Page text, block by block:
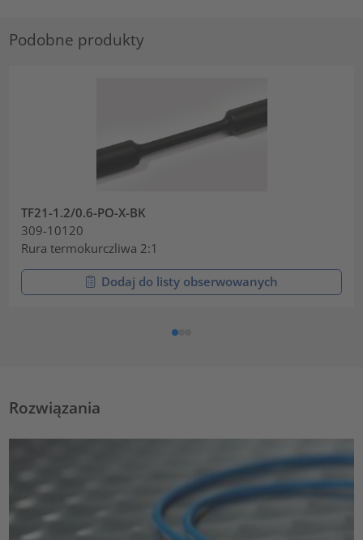
Podobne produkty
TF21-1.2/0.6-PO-X-BK
309-10120
Rura termokurczliwa 2:1
Dodaj do listy obserwowanych
Rozwiązania